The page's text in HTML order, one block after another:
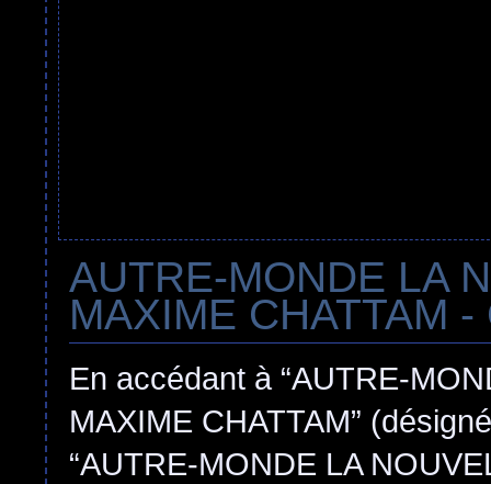
AUTRE-MONDE LA
MAXIME CHATTAM
En accédant à “AUTRE-
MAXIME CHATTAM”
“AUTRE-MONDE LA